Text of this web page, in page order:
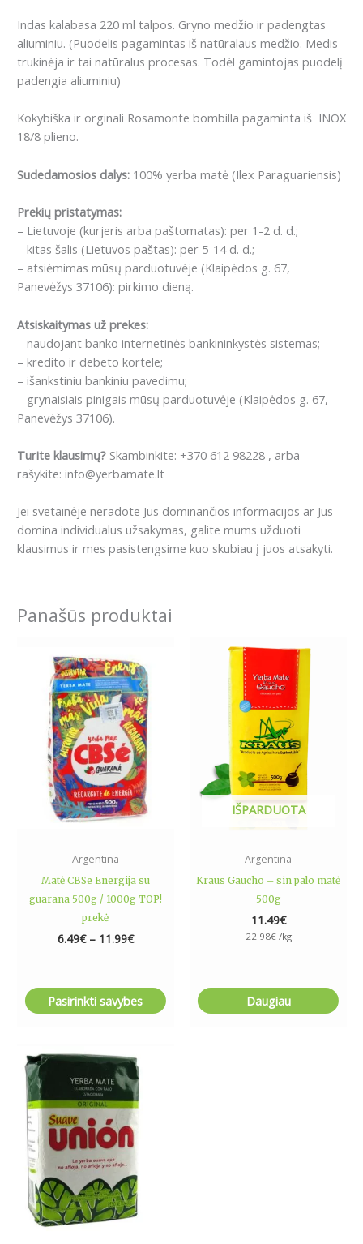
Indas kalabasa 220 ml talpos. Gryno medžio ir padengtas
aliuminiu. (Puodelis pagamintas iš natūralaus medžio. Medis
trukinėja ir tai natūralus procesas. Todėl gamintojas puodelį
padengia aliuminiu)
Kokybiška ir orginali Rosamonte bombilla pagaminta iš INOX
18/8 plieno.
Sudedamosios dalys: 100% yerba matė (Ilex Paraguariensis)
Prekių pristatymas:
– Lietuvoje (kurjeris arba paštomatas): per 1-2 d. d.;
– kitas šalis (Lietuvos paštas): per 5-14 d. d.;
– atsiėmimas mūsų parduotuvėje (Klaipėdos g. 67,
Panevėžys 37106): pirkimo dieną.
Atsiskaitymas už prekes:
– naudojant banko internetinės bankininkystės sistemas;
– kredito ir debeto kortele;
– išankstiniu bankiniu pavedimu;
– grynaisiais pinigais mūsų parduotuvėje (Klaipėdos g. 67,
Panevėžys 37106).
Turite klausimų? Skambinkite: +370 612 98228 , arba
rašykite: info@yerbamate.lt
Jei svetainėje neradote Jus dominančios informacijos ar Jus
domina individualus užsakymas, galite mums užduoti
klausimus ir mes pasistengsime kuo skubiau į juos atsakyti.
Panašūs produktai
Argentina
Matė CBSe Energija su
guarana 500g / 1000g TOP!
prekė
6.49€ – 11.99€
6.49€
through
11.99€
Pasirinkti savybes
product
has
multiple
variants.
The
options
may
be
chosen
product
page
IŠPARDUOTA
Argentina
Kraus Gaucho – sin palo matė
500g
11.49€
22.98€/kg
Daugiau